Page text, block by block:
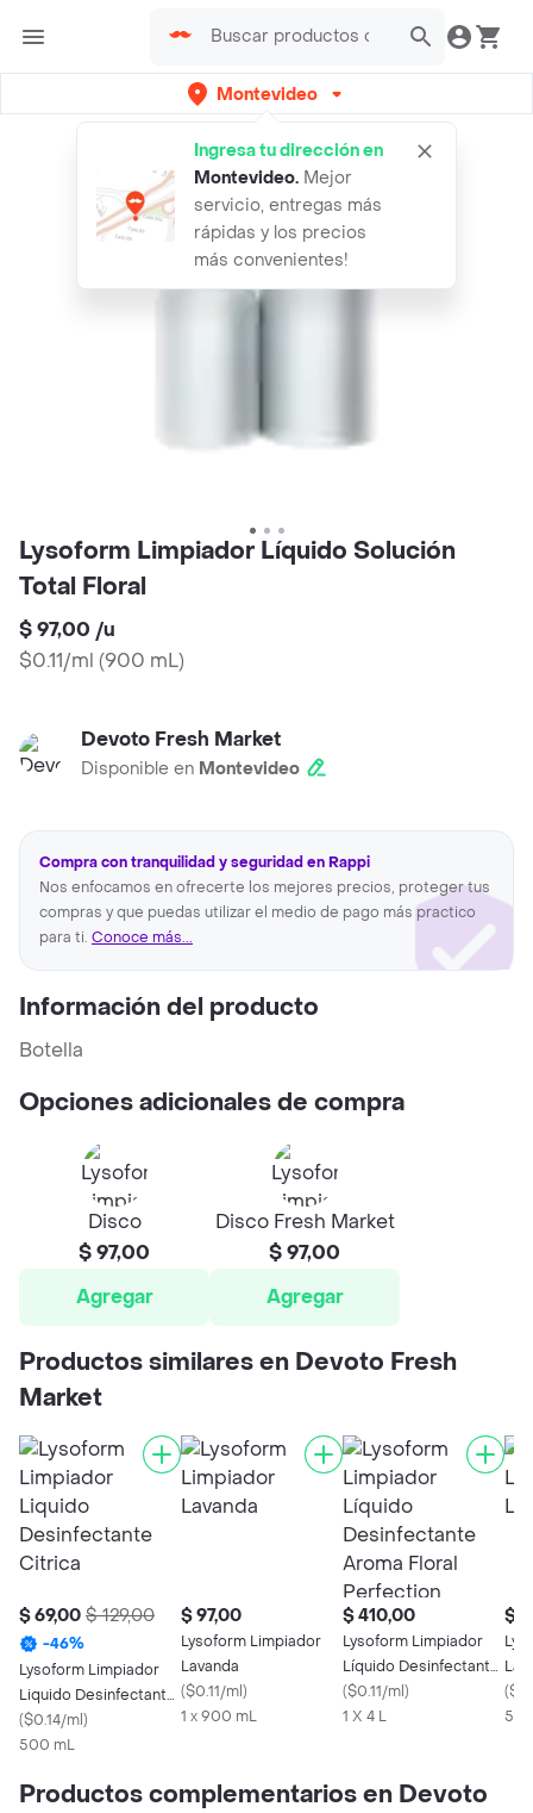
Montevideo
Ingresa tu dirección en
Montevideo. Mejor
servicio, entregas más
rápidas y los precios
más convenientes!
Lysoform Limpiador Líquido Solución
Total Floral
$ 97,00 /u
$0.11/ml (900 mL)
Devoto Fresh Market
Disponible en Montevideo
Compra con tranquilidad y seguridad en Rappi
Nos enfocamos en ofrecerte los mejores precios, proteger tus
compras y que puedas utilizar el medio de pago más practico
para ti. Conoce más...
Información del producto
Botella
Opciones adicionales de compra
Disco
$ 97,00
Agregar
Disco Fresh Market
$ 97,00
Agregar
Productos similares en Devoto Fresh
Market
$ 69,00 $ 129,00
-46%
Lysoform Limpiador
Liquido Desinfectante
Citrica
($0.14/ml)
500 mL
$ 97,00
Lysoform Limpiador
Lavanda
($0.11/ml)
1 x 900 mL
$ 410,00
Lysoform Limpiador
Líquido Desinfectante
Aroma Floral
Perfection
($0.11/ml)
1 X 4 L
$
(
Productos complementarios en Devoto